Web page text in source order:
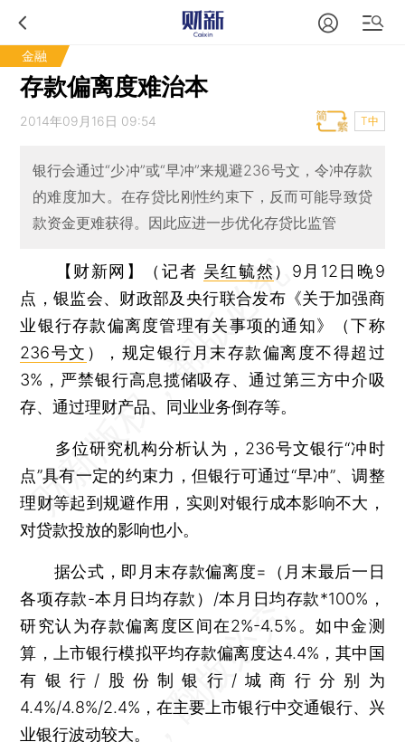
金融
存款偏离度难治本
2014年09月16日 09:54 T中
银行会通过“少冲”或“早冲”来规避236号文，令冲存款
的难度加大。在存贷比刚性约束下，反而可能导致贷
款资金更难获得。因此应进一步优化存贷比监管
【财新网】（记者 吴红毓然 ） 9月12日晚9
点，银监会、财政部及央行联合发布《关于加强商
业银行存款偏离度管理有关事项的通知》（下称
236号文 ），规定银行月末存款偏离度不得超过
3%，严禁银行高息揽储吸存、通过第三方中介吸
存、通过理财产品、同业业务倒存等。
多位研究机构分析认为，236号文银行“冲时
点”具有一定的约束力，但银行可通过“早冲”、调整
理财等起到规避作用，实则对银行成本影响不大，
对贷款投放的影响也小。
据公式，即月末存款偏离度=（月末最后一日
各项存款-本月日均存款）/本月日均存款*100%，
研究认为存款偏离度区间在2%-4.5%。如中金测
算，上市银行模拟平均存款偏离度达4.4%，其中国
有银行/股份制银行/城商行分别为
4.4%/4.8%/2.4%，在主要上市银行中交通银行、兴
业银行波动较大。